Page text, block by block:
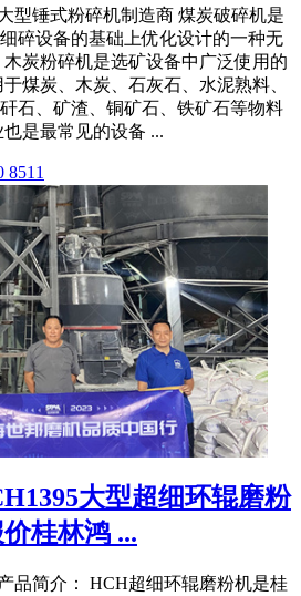
型锤式粉碎机制造商 煤炭破碎机是
碎设备的基础上优化设计的一种无
炭粉碎机是选矿设备中广泛使用的
煤炭、木炭、石灰石、水泥熟料、
石、矿渣、铜矿石、铁矿石等物料
是最常见的设备 ...
8511
大型超细环辊磨粉
桂林鸿 ...
品简介： HCH超细环辊磨粉机是桂